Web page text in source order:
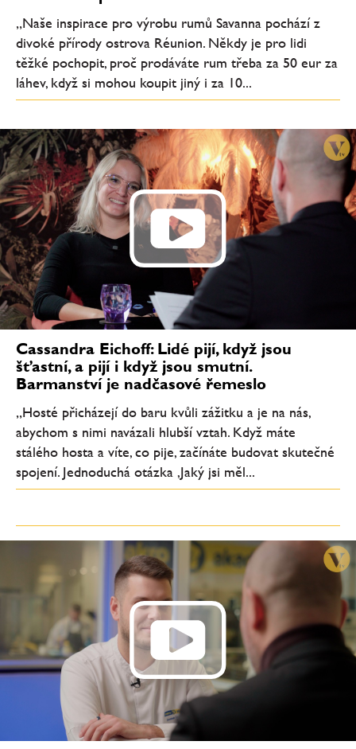
„Naše inspirace pro výrobu rumů Savanna pochází z
divoké přírody ostrova Réunion. Někdy je pro lidi
těžké pochopit, proč prodáváte rum třeba za 50 eur za
láhev, když si mohou koupit jiný i za 10...
Cassandra Eichoff: Lidé pijí, když jsou
šťastní, a pijí i když jsou smutní.
Barmanství je nadčasové řemeslo
„Hosté přicházejí do baru kvůli zážitku a je na nás,
abychom s nimi navázali hlubší vztah. Když máte
stálého hosta a víte, co pije, začínáte budovat skutečné
spojení. Jednoduchá otázka ‚Jaký jsi měl...